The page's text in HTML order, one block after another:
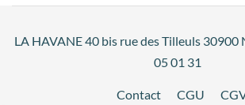
LA HAVANE 40 bis rue des Tilleuls 30900
05 01 31
Contact CGU